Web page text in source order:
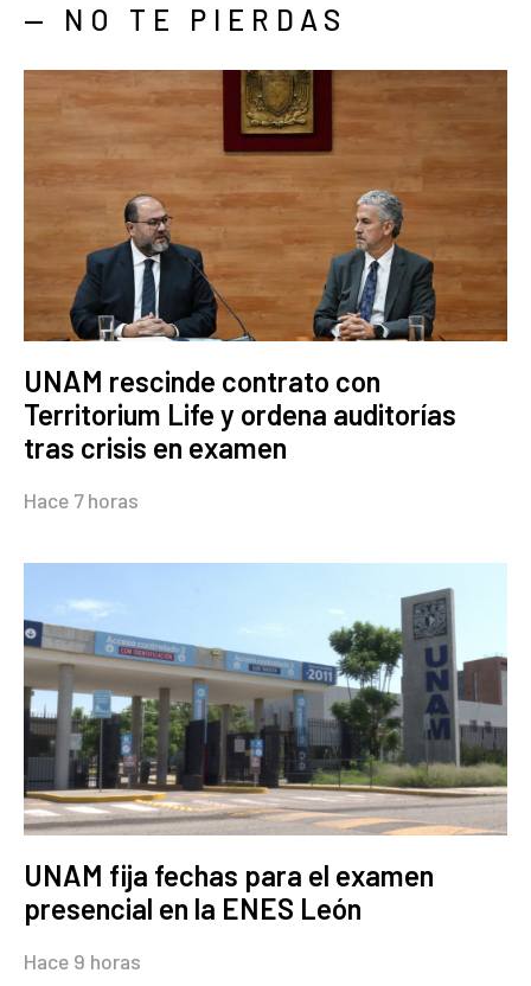
— NO TE PIERDAS
UNAM rescinde contrato con
Territorium Life y ordena auditorías
tras crisis en examen
Hace 7 horas
UNAM fija fechas para el examen
presencial en la ENES León
Hace 9 horas